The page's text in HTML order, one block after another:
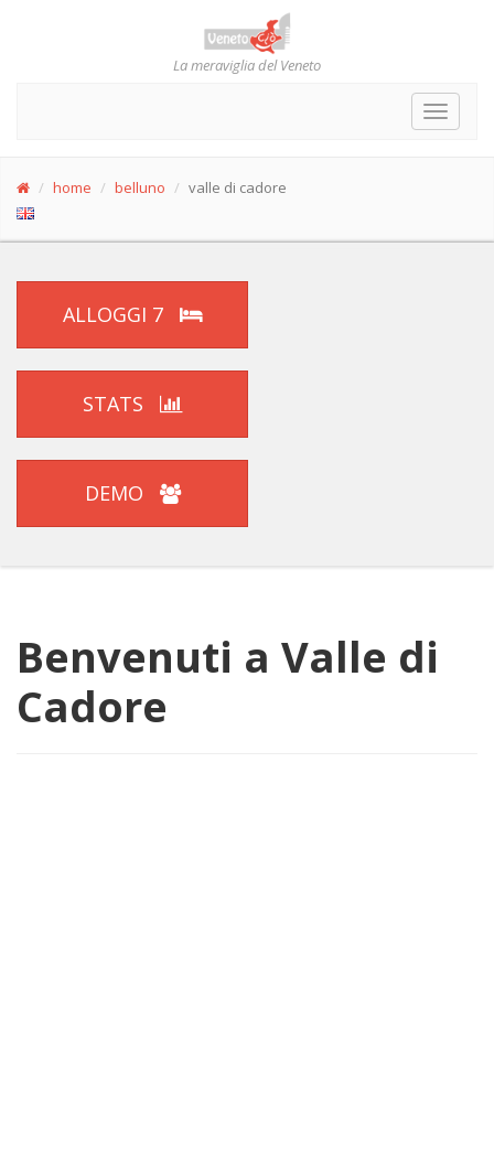
La meraviglia del Veneto
Toggle
home belluno valle di cadore
ALLOGGI 7
STATS
DEMO
Benvenuti a Valle di
Cadore